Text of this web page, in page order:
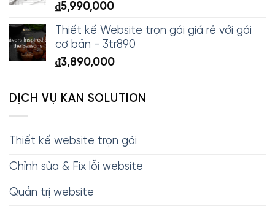
₫5,990,000
Thiết kế Website trọn gói giá rẻ với gói
cơ bản - 3tr890
₫3,890,000
DỊCH VỤ KAN SOLUTION
Thiết kế website trọn gói
Chỉnh sửa & Fix lỗi website
Quản trị website